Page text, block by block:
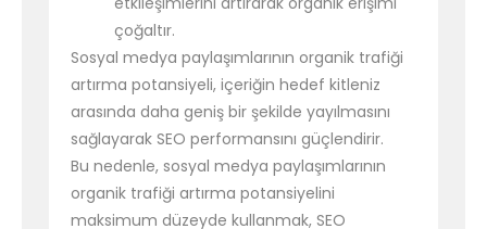
çoğaltır.
Sosyal medya paylaşımlarının organik trafiği
artırma potansiyeli, içeriğin hedef kitleniz
arasında daha geniş bir şekilde yayılmasını
sağlayarak SEO performansını güçlendirir.
Bu nedenle, sosyal medya paylaşımlarının
organik trafiği artırma potansiyelini
maksimum düzeyde kullanmak, SEO